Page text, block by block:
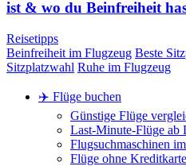
ist & wo du Beinfreiheit
Reisetipps
Beinfreiheit im Flugzeug Beste
Sitzplatzwahl Ruhe im Flugzeug
✈️ Flüge buchen
Günstige Flüge
Last-Minute-Flüge ab
Flugsuchmaschinen
Flüge ohne